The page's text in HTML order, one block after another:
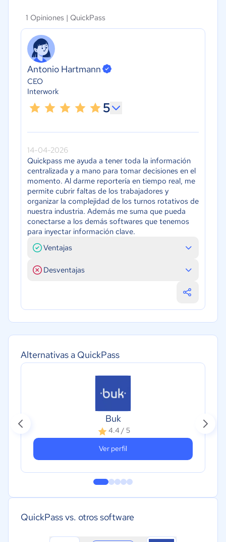
Alternativas a QuickPass
Buk
4.4 / 5
Ver perfil
QuickPass vs. otros software
1 Opiniones | QuickPass
Antonio Hartmann
CEO
Interwork
5
14-04-2026
Quickpass me ayuda a tener toda la información
centralizada y a mano para tomar decisiones en el
momento. Al darme reportería en tiempo real, me
permite cubrir faltas de los trabajadores y
organizar la complejidad de los turnos rotativos de
nuestra industria. Además me suma que pueda
conectarse a los demás softwares que tenemos
para inyectar información clave.
Ventajas
Desventajas